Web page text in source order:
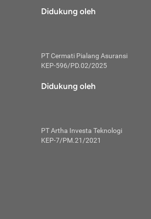
tidak
skor
Mulai
kembali ideal.
utang
Didukung oleh
PT Cermati Pialang Asuransi
KEP-596/PD.02/2025
Didukung oleh
PT Artha Investa Teknologi
KEP-7/PM.21/2021